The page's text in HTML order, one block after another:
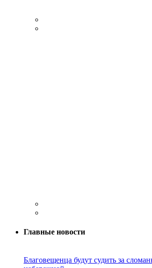
Главные новости
Благовещенца будут судить за